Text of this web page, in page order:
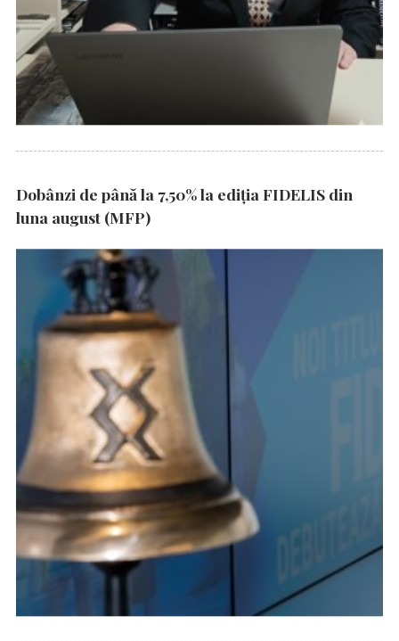
Dobânzi de până la 7,50% la ediția FIDELIS din
luna august (MFP)